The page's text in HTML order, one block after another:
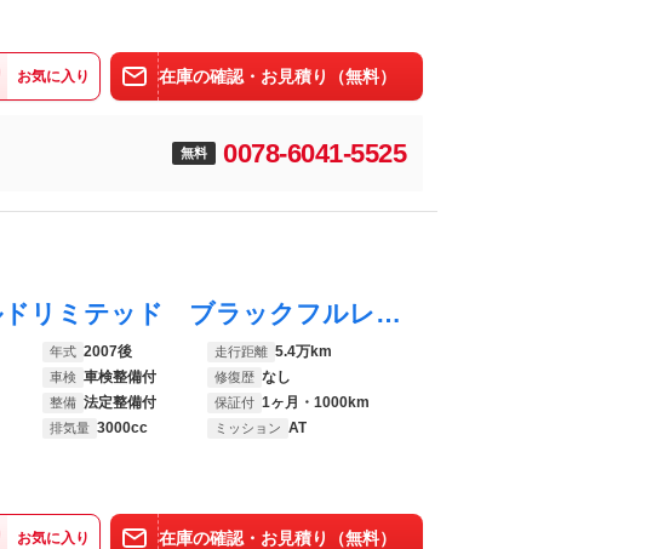
お気に入り 在庫の確認・お見積り（無料）
無料 0078-6041-5525
Ｅクラス Ｅ３００ アバンギャルドリミテッド ブラックフルレザー ウッドパネルインテリア ＥＴＣ 純正ナビ シートヒーター メモリー機能付きパワーシート パークトロニック クルコン 前後ドラレコ シートヒーター キセノンヘッドライト
年式 2007後 走行距離 5.4万km
車検 車検整備付 修復歴 なし
整備 法定整備付 保証付 1ヶ月・1000km
排気量 3000cc ミッション AT
お気に入り 在庫の確認・お見積り（無料）